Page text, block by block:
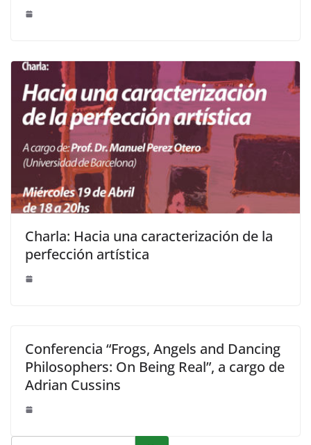
Charla: Hacia una caracterización de la
perfección artística
Conferencia “Frogs, Angels and Dancing
Philosophers: On Being Real”, a cargo de
Adrian Cussins